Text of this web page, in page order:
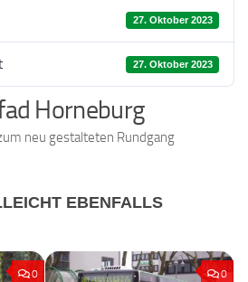
27. Oktober 2023
27. Oktober 2023
Horneburg
neu gestalteten Rundgang
EBENFALLS
0 0